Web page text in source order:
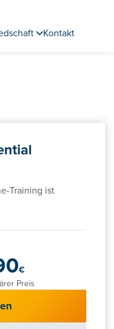
Kontakt
Training ist
€
Preis